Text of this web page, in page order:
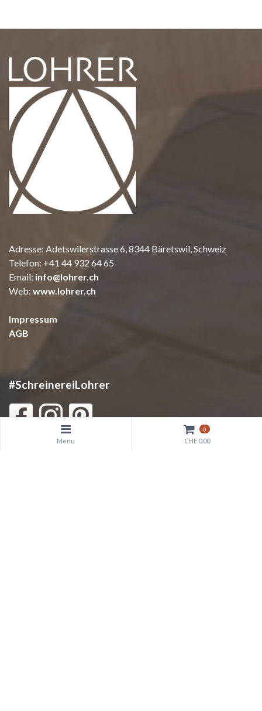
Menu
0
CHF 0.00
Adresse: Adetswilerstrasse 6, 8344 Bäretswil, Schweiz
Telefon: +41 44 932 64 65
Email: info@lohrer.ch
Web: www.lohrer.ch
Impressum
AGB
#SchreinereiLohrer